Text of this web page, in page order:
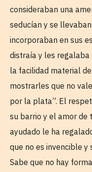
consideraban una
seducían y se
incorporaban en sus
distraía y les
la facilidad material
mostrarles que no
por la plata”. El
su barrio y el amor de
ayudado le ha
que no es invencible y
Sabe que no hay